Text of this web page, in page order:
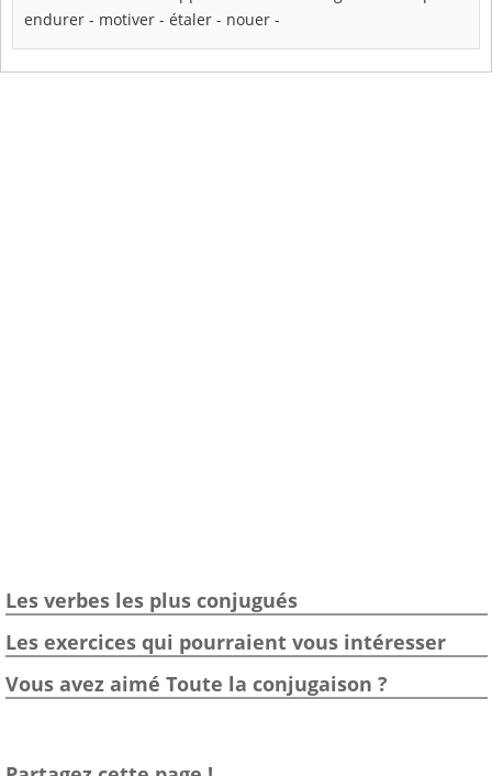
endurer - motiver - étaler - nouer -
Les verbes les plus conjugués
Les exercices qui pourraient vous intéresser
Vous avez aimé Toute la conjugaison ?